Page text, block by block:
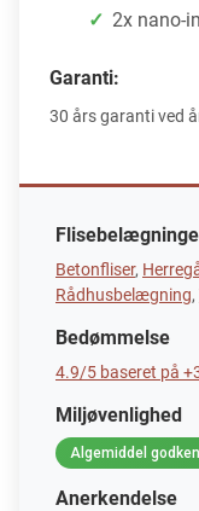
2x nano-
Garanti:
30 års garanti ved
Betonfliser,
Rådhusbelægning,
Bedømmelse
4.9/5 baseret på
Miljøvenlighed
Algemiddel
Anerkendelse